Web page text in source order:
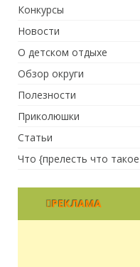
Конкурсы
Новости
О детском отдыхе
Обзор округи
Полезности
Приколюшки
Статьи
Что {прелесть что
РЕКЛАМА